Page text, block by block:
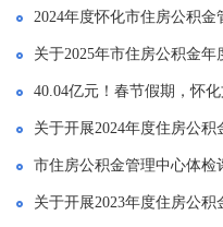
2024年度怀化市住房公积
关于2025年市住房公积金
40.04亿元！春节假期，怀
关于开展2024年度住房公积
市住房公积金管理中心体检
关于开展2023年度住房公积